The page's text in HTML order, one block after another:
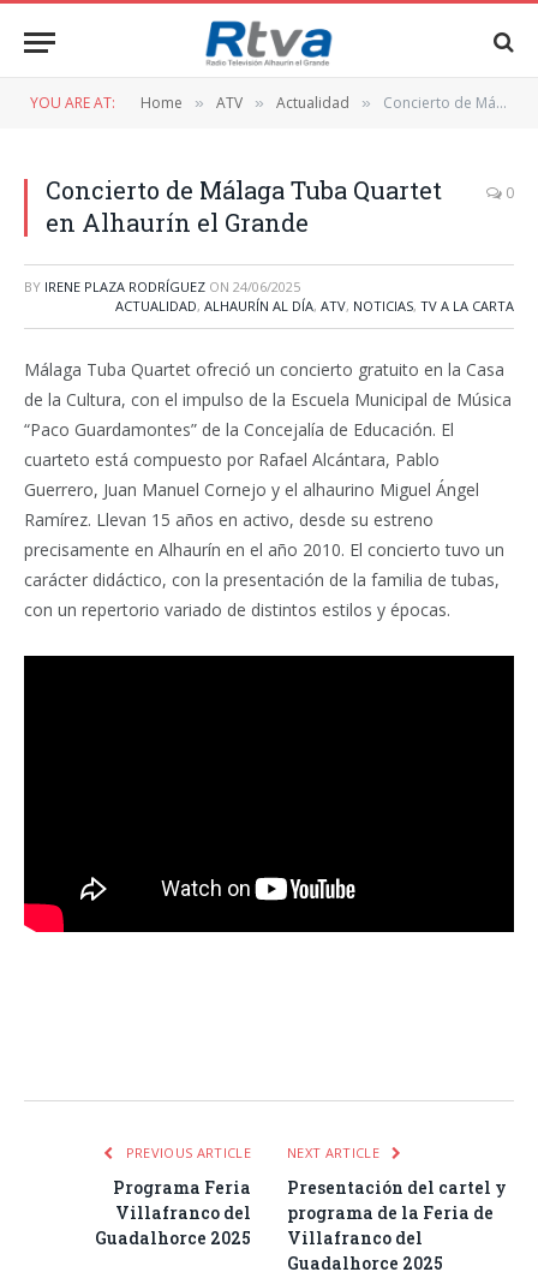
YOU ARE AT: Home » ATV » Actualidad » Concierto de Málaga Tuba Quartet en Alhaurín el Grande
Concierto de Málaga Tuba Quartet
en Alhaurín el Grande
0
BY IRENE PLAZA RODRÍGUEZ ON 24/06/2025
ACTUALIDAD, ALHAURÍN AL DÍA, ATV, NOTICIAS, TV A LA CARTA
Málaga Tuba Quartet ofreció un concierto gratuito en la Casa
de la Cultura, con el impulso de la Escuela Municipal de Música
“Paco Guardamontes” de la Concejalía de Educación. El
cuarteto está compuesto por Rafael Alcántara, Pablo
Guerrero, Juan Manuel Cornejo y el alhaurino Miguel Ángel
Ramírez. Llevan 15 años en activo, desde su estreno
precisamente en Alhaurín en el año 2010. El concierto tuvo un
carácter didáctico, con la presentación de la familia de tubas,
con un repertorio variado de distintos estilos y épocas.
PREVIOUS ARTICLE
Programa Feria
Villafranco del
Guadalhorce 2025
NEXT ARTICLE
Presentación del cartel y
programa de la Feria de
Villafranco del
Guadalhorce 2025